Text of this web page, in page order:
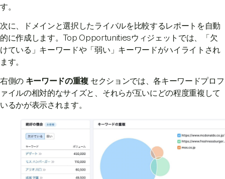
す。
次に、ドメインと選択したライバルを比較するレポートを自動
的に作成します。Top Opportunitiesウィジェットでは、「欠
けている」キーワードや「弱い」キーワードがハイライトされ
ます。
右側の キーワードの重複 セクションでは、各キーワードプロフ
ァイルの相対的なサイズと、それらが互いにどの程度重複して
いるかが表示されます。